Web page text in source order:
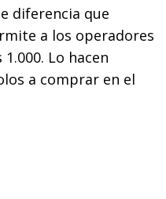
diferencia que
a los operadores
Lo hacen
a comprar en el